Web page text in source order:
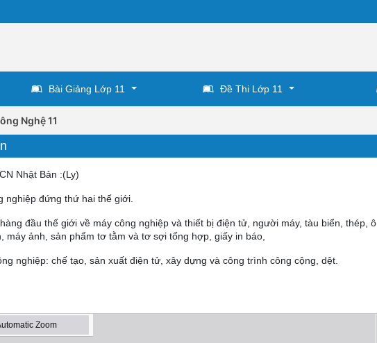
Bài Giảng Lớp 11 Đề Thi Lớp 11
Nghệ 11
Nhật Bản :(Ly)
nghiệp đứng thứ hai thế giới.
đầu thế giới về máy công nghiệp và thiết bị điện tử, người máy, tàu biển, thép, ô
máy ảnh, sản phẩm tơ tằm và tơ sợi tổng hợp, giấy in báo,
nghiệp: chế tạo, sản xuất điện tử, xây dựng và công trình công cộng, dệt.